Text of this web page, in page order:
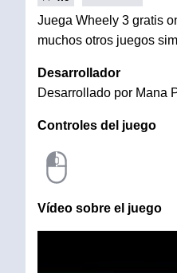
Juega Wheely 3 gratis
muchos otros juegos
Desarrollador
Desarrollado por Mana
Controles del juego
Vídeo sobre el juego